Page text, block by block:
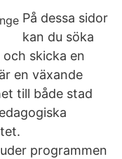
På dessa sidor
kan du söka
skicka en
en växande
till både stad
programmen